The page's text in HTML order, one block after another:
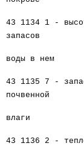
43 1134 1 -
запасов
воды в нем
43 1135 7 -
почвенной
влаги
43 1136 2 -